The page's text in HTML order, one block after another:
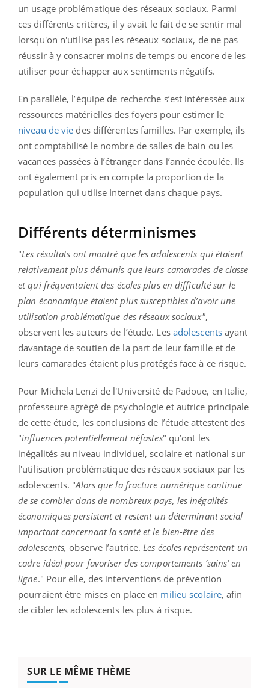
un usage problématique des réseaux sociaux. Parmi
ces différents critères, il y avait le fait de se sentir mal
lorsqu'on n'utilise pas les réseaux sociaux, de ne pas
réussir à y consacrer moins de temps ou encore de les
utiliser pour échapper aux sentiments négatifs.
En parallèle, l’équipe de recherche s’est intéressée aux
ressources matérielles des foyers pour estimer le
niveau de vie des différentes familles. Par exemple, ils
ont comptabilisé le nombre de salles de bain ou les
vacances passées à l’étranger dans l’année écoulée. Ils
ont également pris en compte la proportion de la
population qui utilise Internet dans chaque pays.
Différents déterminismes
"Les résultats ont montré que les adolescents qui étaient
relativement plus démunis que leurs camarades de classe
et qui fréquentaient des écoles plus en difficulté sur le
plan économique étaient plus susceptibles d’avoir une
utilisation problématique des réseaux sociaux",
observent les auteurs de l’étude. Les adolescentsayant
davantage de soutien de la part de leur famille et de
leurs camarades étaient plus protégés face à ce risque.
Pour Michela Lenzi de l'Université de Padoue, en Italie,
professeure agrégé de psychologie et autrice principale
de cette étude, les conclusions de l’étude attestent des
"influences potentiellement néfastes" qu’ont les
inégalités au niveau individuel, scolaire et national sur
l'utilisation problématique des réseaux sociaux par les
adolescents. "Alors que la fracture numérique continue
de se combler dans de nombreux pays, les inégalités
économiques persistent et restent un déterminant social
important concernant la santé et le bien-être des
adolescents, observe l’autrice.Les écoles représentent un
cadre idéal pour favoriser des comportements ‘sains’ en
ligne." Pour elle, des interventions de prévention
pourraient être mises en place en milieu scolaire, afin
de cibler les adolescents les plus à risque.
SUR LE MÊME THÈME